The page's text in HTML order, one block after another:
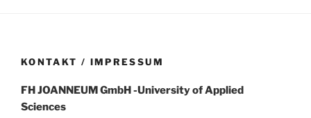
KONTAKT / IMPRESSUM
FHJOANNEUMGmbH-University of Applied
Sciences